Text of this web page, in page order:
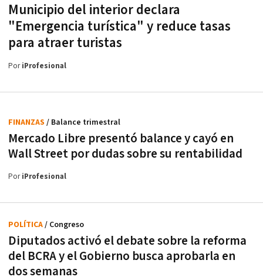
Municipio del interior declara
"Emergencia turística" y reduce tasas
para atraer turistas
PoriProfesional
Mercado Libre presentó balance y cayó en
Wall Street por dudas sobre su rentabilidad
FINANZAS / Balance trimestral
PoriProfesional
Diputados activó el debate sobre la reforma
del BCRA y el Gobierno busca aprobarla en
dos semanas
POLÍTICA/ Congreso